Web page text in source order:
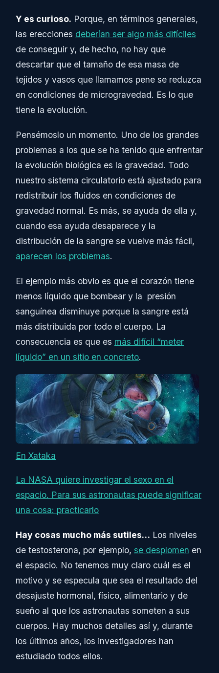
Y es curioso. Porque, en términos generales,
las erecciones deberían ser algo más difíciles
de conseguir y, de hecho, no hay que
descartar que el tamaño de esa masa de
tejidos y vasos que llamamos pene se reduzca
en condiciones de microgravedad. Es lo que
tiene la evolución.
Pensémoslo un momento. Uno de los grandes
problemas a los que se ha tenido que enfrentar
la evolución biológica es la gravedad. Todo
nuestro sistema circulatorio está ajustado para
redistribuir los fluidos en condiciones de
gravedad normal. Es más, se ayuda de ella y,
cuando esa ayuda desaparece y la
distribución de la sangre se vuelve más fácil,
aparecen los problemas.
El ejemplo más obvio es que el corazón tiene
menos líquido que bombear y la presión
sanguínea disminuye porque la sangre está
más distribuida por todo el cuerpo. La
consecuencia es que es más difícil “meter
líquido” en un sitio en concreto.
En Xataka
La NASA quiere investigar el sexo en el
espacio. Para sus astronautas puede significar
una cosa: practicarlo
Hay cosas mucho más sutiles… Los niveles
de testosterona, por ejemplo, se desplomen en
el espacio. No tenemos muy claro cuál es el
motivo y se especula que sea el resultado del
desajuste hormonal, físico, alimentario y de
sueño al que los astronautas someten a sus
cuerpos. Hay muchos detalles así y, durante
los últimos años, los investigadores han
estudiado todos ellos.